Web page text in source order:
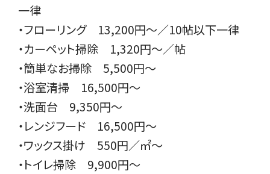
一律
・フローリング 13,200円〜／10帖以下一律
・カーペット掃除 1,320円〜／帖
・簡単なお掃除 5,500円〜
・浴室清掃 16,500円〜
・洗面台 9,350円〜
・レンジフード 16,500円〜
・ワックス掛け 550円／㎡～
・トイレ掃除 9,900円〜